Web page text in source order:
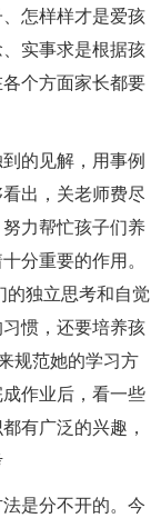
怎样样才是爱孩
实事求是根据孩
个方面家长都要
的见解，用事例
出，关老师费尽
力帮忙孩子们养
分重要的作用。
的独立思考和自觉
惯，还要培养孩
规范她的学习方
作业后，看一些
有广泛的兴趣，
是分不开的。今